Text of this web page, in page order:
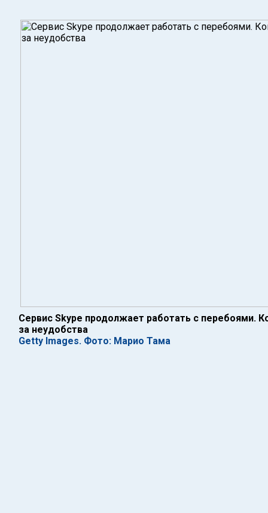
Сервис Skype продолжает работать с перебоями.
за неудобства
Getty Images. Фото: Марио Тама